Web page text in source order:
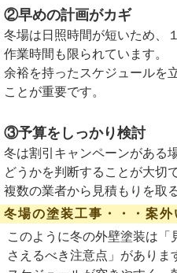
②早めの計画がカギ
冬場は日照時間が短いため、
作業時間も限られています。
余裕を持ったスケジュールを
ことが重要です。
③予算をしっかり検討
冬は割引キャンペーンがある
どうかを判断することが大切で
複数の業者から見積もりを取
冬場の塗装工事・・・案外
このように冬の外壁塗装は
さえるべき注意点」がありま